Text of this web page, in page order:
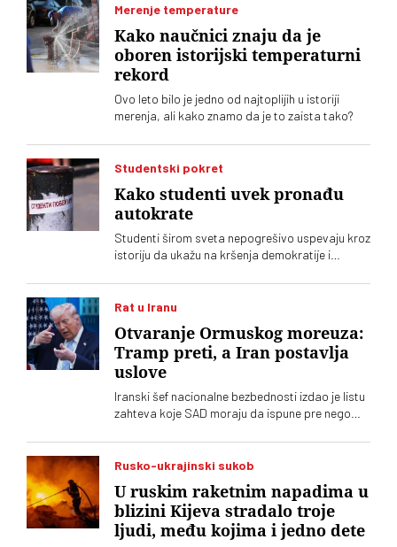
Merenje temperature
Kako naučnici znaju da je
oboren istorijski temperaturni
rekord
Ovo leto bilo je jedno od najtoplijih u istoriji
merenja, ali kako znamo da je to zaista tako?
Studentski pokret
Kako studenti uvek pronađu
autokrate
Studenti širom sveta nepogrešivo uspevaju kroz
istoriju da ukažu na kršenja demokratije i
Rat u Iranu
Otvaranje Ormuskog moreuza:
Tramp preti, a Iran postavlja
uslove
Iranski šef nacionalne bezbednosti izdao je listu
zahteva koje SAD moraju da ispune pre nego
Tramp ubeđen da vazdušno bombardovanje
može prisiliti Iran da pristane na sporazum pod
Americi
Rusko-ukrajinski sukob
U ruskim raketnim napadima u
blizini Kijeva stradalo troje
ljudi, među kojima i jedno dete